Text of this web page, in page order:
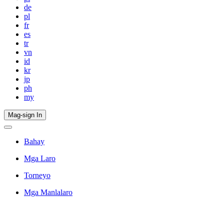
de
pl
fr
es
tr
vn
id
kr
jp
ph
my
Mag-sign In
Bahay
Mga Laro
Torneyo
Mga Manlalaro